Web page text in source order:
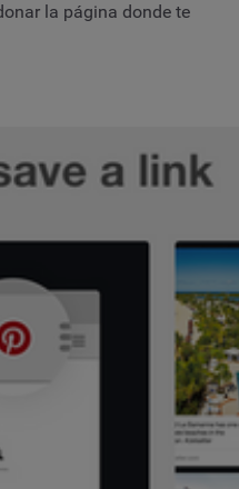
la página donde te